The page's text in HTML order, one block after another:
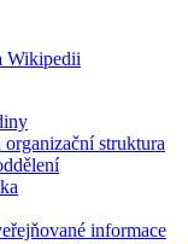
struktura
informace